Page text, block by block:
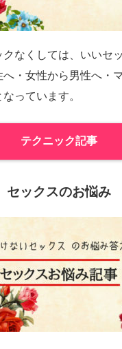
クなくしては、いいセ
へ・女性から男性へ・
っています。
テクニック記事
セックスのお悩み